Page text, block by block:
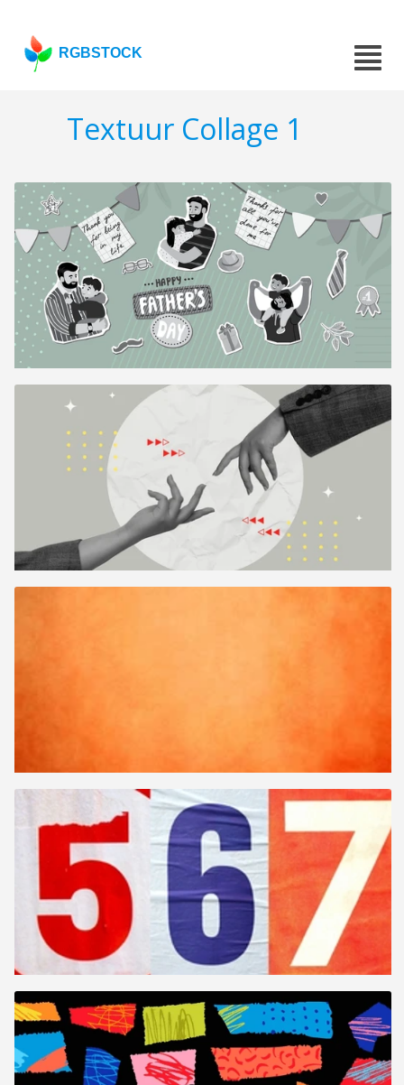
RGBSTOCK
Textuur Collage 1